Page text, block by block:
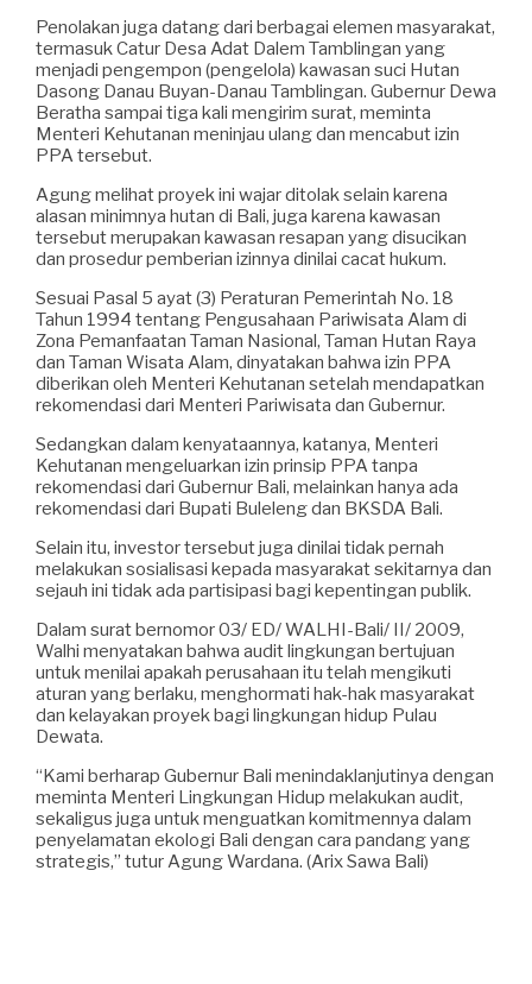
Penolakan juga datang dari berbagai elemen masyarakat,
termasuk Catur Desa Adat Dalem Tamblingan yang
menjadi pengempon (pengelola) kawasan suci Hutan
Dasong Danau Buyan-Danau Tamblingan. Gubernur Dewa
Beratha sampai tiga kali mengirim surat, meminta
Menteri Kehutanan meninjau ulang dan mencabut izin
PPA tersebut.
Agung melihat proyek ini wajar ditolak selain karena
alasan minimnya hutan di Bali, juga karena kawasan
tersebut merupakan kawasan resapan yang disucikan
dan prosedur pemberian izinnya dinilai cacat hukum.
Sesuai Pasal 5 ayat (3) Peraturan Pemerintah No. 18
Tahun 1994 tentang Pengusahaan Pariwisata Alam di
Zona Pemanfaatan Taman Nasional, Taman Hutan Raya
dan Taman Wisata Alam, dinyatakan bahwa izin PPA
diberikan oleh Menteri Kehutanan setelah mendapatkan
rekomendasi dari Menteri Pariwisata dan Gubernur.
Sedangkan dalam kenyataannya, katanya, Menteri
Kehutanan mengeluarkan izin prinsip PPA tanpa
rekomendasi dari Gubernur Bali, melainkan hanya ada
rekomendasi dari Bupati Buleleng dan BKSDA Bali.
Selain itu, investor tersebut juga dinilai tidak pernah
melakukan sosialisasi kepada masyarakat sekitarnya dan
sejauh ini tidak ada partisipasi bagi kepentingan publik.
Dalam surat bernomor 03/ ED/ WALHI-Bali/ II/ 2009,
Walhi menyatakan bahwa audit lingkungan bertujuan
untuk menilai apakah perusahaan itu telah mengikuti
aturan yang berlaku, menghormati hak-hak masyarakat
dan kelayakan proyek bagi lingkungan hidup Pulau
Dewata.
“Kami berharap Gubernur Bali menindaklanjutinya dengan
meminta Menteri Lingkungan Hidup melakukan audit,
sekaligus juga untuk menguatkan komitmennya dalam
penyelamatan ekologi Bali dengan cara pandang yang
strategis,” tutur Agung Wardana. (Arix Sawa Bali)